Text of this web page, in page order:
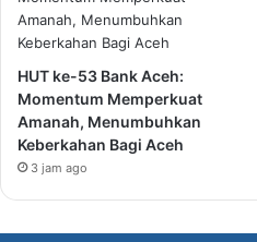
HUT ke-53 Bank Aceh:
Momentum Memperkuat
Amanah, Menumbuhkan
Keberkahan Bagi Aceh
3 jam ago